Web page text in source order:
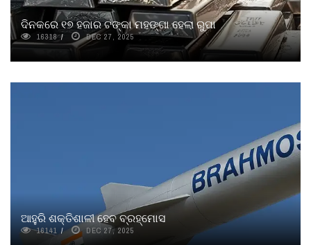
ଦିନକରେ ୧୭ ହଜାର ଟଙ୍କା ମହଙ୍ଗା ହେଲା ରୁପା
16318 DEC 27, 2025
ଆହୁରି ଶକ୍ତିଶାଳୀ ହେବ ବ୍ରହ୍ମୋସ
16141 DEC 27, 2025